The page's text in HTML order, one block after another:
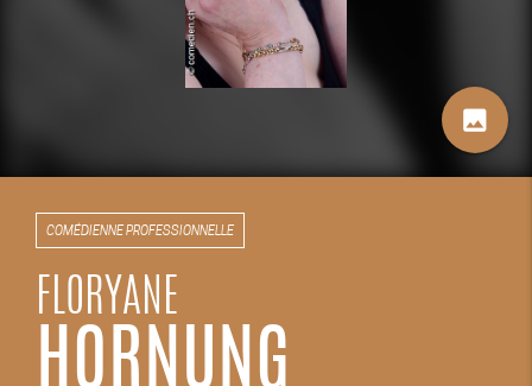
image
COMÉDIENNE PROFESSIONNELLE
FLORYANE
HORNUNG